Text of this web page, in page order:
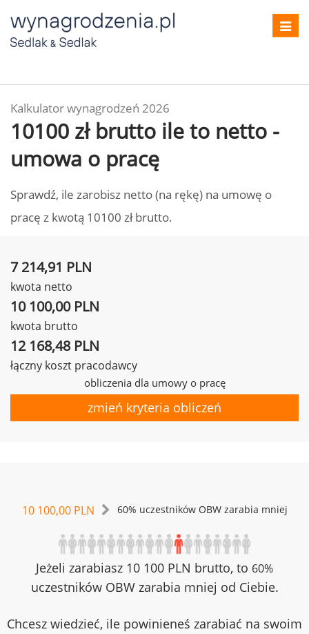
Kalkulator wynagrodzeń 2026
10100 zł brutto ile to netto -
umowa o pracę
Sprawdź, ile zarobisz netto (na rękę) na umowę o
pracę z kwotą 10100 zł brutto.
7 214,91 PLN
kwota netto
10 100,00 PLN
kwota brutto
12 168,48 PLN
łączny koszt pracodawcy
obliczenia dla umowy o pracę
zmień kryteria obliczeń
10 100,00 PLN 60% uczestników OBW zarabia mniej
Jeżeli zarabiasz 10 100 PLN brutto, to 60%
uczestników OBW zarabia mniej od Ciebie.
Chcesz wiedzieć, ile powinieneś zarabiać na swoim